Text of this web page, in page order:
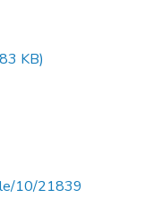
KB)
10/21839